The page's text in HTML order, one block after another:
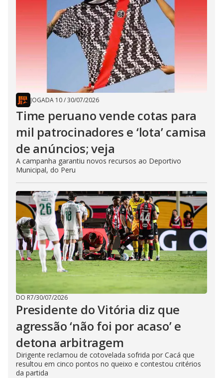
JOGADA 10/30/07/2026
Time peruano vende cotas para
mil patrocinadores e ‘lota’ camisa
de anúncios; veja
A campanha garantiu novos recursos ao Deportivo
Municipal, do Peru
DO R7/30/07/2026
Presidente do Vitória diz que
agressão ‘não foi por acaso’ e
detona arbitragem
Dirigente reclamou de cotovelada sofrida por Cacá que
resultou em cinco pontos no queixo e contestou critérios
da partida